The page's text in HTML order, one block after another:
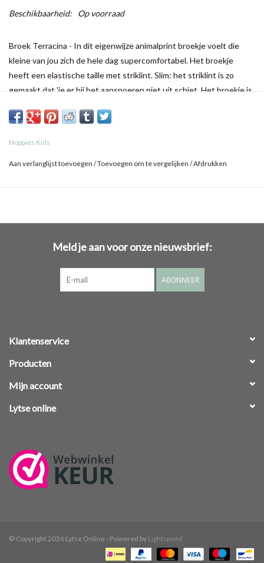
Beschikbaarheid: Op voorraad
Broek Terracina - In dit eigenwijze animalprint broekje voelt die
kleine van jou zich de hele dag supercomfortabel. Het broekje
heeft een elastische taille met striklint. Slim: het striklint is zo
gemaakt dat 'ie er bij het aansnoeren niet uit schiet. Het broekje is
brede elastische ribboordjes aan de onderkant voorkomen dat de
Noppies Kids
Aan verlanglijst toevoegen /Toevoegen om te vergelijken /Afdrukken
Meld je aan voor onze nieuwsbrief:
ABONNEER
Klantenservice
Producten
Mijn account
Lytse online
© Copyright 2026 Lytse Online - Powered by Lightspeed